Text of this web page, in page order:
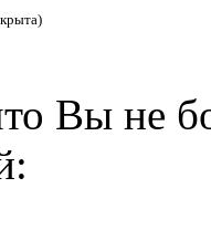
Вы не